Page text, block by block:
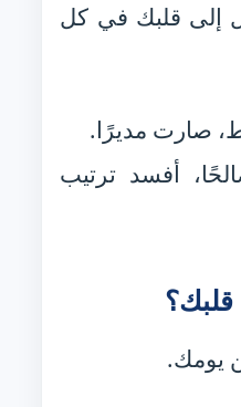
إلى قلبك في كل
صارت مديرًا.
أفسد ترتيب
قلبك؟
يومك.